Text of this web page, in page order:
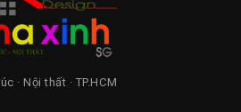
· Nội thất · TP.HCM